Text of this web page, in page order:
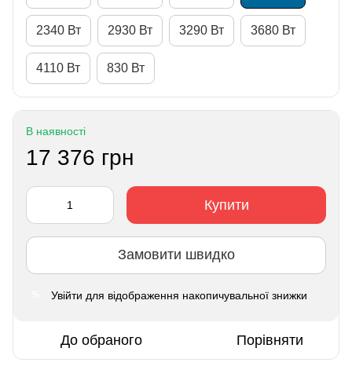
2340 Вт 2930 Вт 3290 Вт 3680 Вт
4110 Вт 830 Вт
В наявності
17 376 грн
Купити
Замовити швидко
Увійти для відображення накопичувальної знижки
До обраного Порівняти